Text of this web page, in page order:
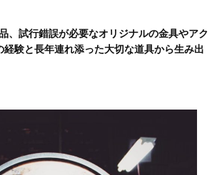
、試行錯誤が必要なオリジナルの金具やアク
経験と長年連れ添った大切な道具から生み出